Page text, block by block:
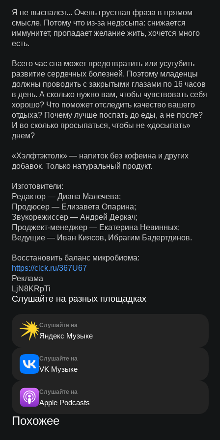
Я не выспался... Очень грустная фраза в прямом
смысле. Потому что из-за недосыпа: снижается
иммунитет, пропадает желание жить, хочется много
есть.
Всего час сна может предотвратить или усугубить
развитие сердечных болезней. Поэтому младенцы
должны проводить с закрытыми глазами по 16 часов
в день. А сколько нужно вам, чтобы чувствовать себя
хорошо? Что поможет отследить качество вашего
отдыха? Почему лучше поспать до еды, а не после?
И во сколько просыпаться, чтобы не «досыпать»
днем?
«Хэлфтэктолк» — напиток без кофеина и других
добавок. Только натуральный продукт.
Изготовители:
Редактор — Диана Малечева;
Продюсер — Елизавета Опарина;
Звукорежиссер — Андрей Деркач;
Проджект-менеджер — Екатерина Невинных;
Ведущие — Иван Киясов, Ибрагим Бадертдинов.
Восстановить баланс микробиома:
https://clck.ru/367U67
Реклама
LjN8KRpTi
Слушайте на разных площадках
Слушайте на
Яндекс Музыке
Слушайте на
VK Музыке
Слушайте на
Apple Podcasts
Похожее